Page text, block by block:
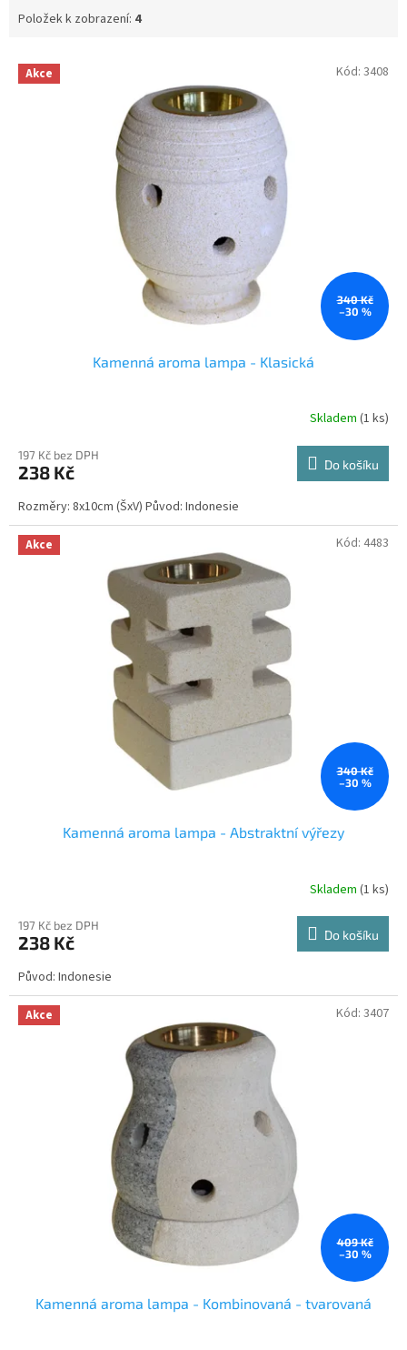
Položek k zobrazení: 4
V Akce
340 Kč
–30 %
Kamenná aroma lampa - Klasická
Skladem (1 ks)
197 Kč bez DPH
238 Kč Do košíku
Rozměry: 8x10cm (ŠxV) Původ: Indonesie
Kód: 3408
Akce
340 Kč
–30 %
Kamenná aroma lampa - Abstraktní výřezy
Skladem (1 ks)
197 Kč bez DPH
238 Kč Do košíku
Původ: Indonesie
Kód: 4483
Akce
409 Kč
–30 %
Kamenná aroma lampa - Kombinovaná - tvarovaná
Kód: 3407